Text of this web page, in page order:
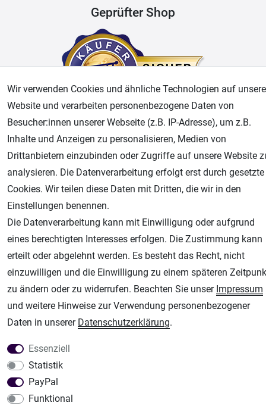
Geprüfter Shop
Widerrufsrecht Datenschutz
Unsere weiteren Shops:
Airbrush-City
Fachhandel für: Airbrushpistolen, Kompressoren, Airbrushfarben
Modellbau-City
Modellbau Shop
Plotter-City
Schneideplotter, Transferpressen, Siebdruck und Plotterfolien
Im Shop Kaufen
Küchen Zubehör - Haus/Garten - Tierbedarf
Wir verwenden Cookies und ähnliche Technologien auf
Website und verarbeiten personenbezogene Daten von
Besucher:innen unserer Webseite (z.B. IP-Adresse), um z.B.
Inhalte und Anzeigen zu personalisieren, Medien von
Drittanbietern einzubinden oder Zugriffe auf unsere Website
analysieren. Die Datenverarbeitung erfolgt erst durch gesetzte
Cookies. Wir teilen diese Daten mit Dritten, die wir in den
Einstellungen benennen.
Die Datenverarbeitung kann mit Einwilligung oder aufgrund
eines berechtigten Interesses erfolgen. Die Zustimmung kann
erteilt oder abgelehnt werden. Es besteht das Recht, nicht
einzuwilligen und die Einwilligung zu einem späteren
zu ändern oder zu widerrufen. Beachten Sie unser Impressum
und weitere Hinweise zur Verwendung personenbezogener
Daten in unserer Daten­schutz­erklärung.
Essenziell
Statistik
PayPal
Funktional